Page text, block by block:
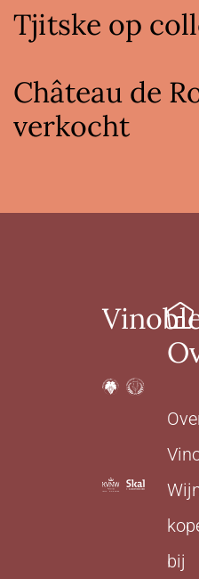
Tjitske op
Château de
verkocht
bij